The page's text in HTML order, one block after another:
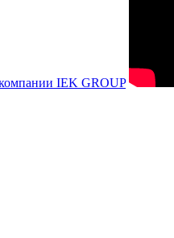
компании IEK GROUP